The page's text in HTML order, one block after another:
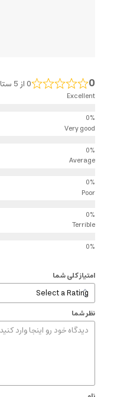
0 0 از 5 ستاره (بر اساس 0 دیدگاه)
Excellent
Very good
Average
Poor
Terrible
امتیاز کلی شما
نظر شما